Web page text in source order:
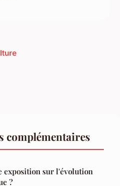
complémentaires
exposition sur l'évolution
?